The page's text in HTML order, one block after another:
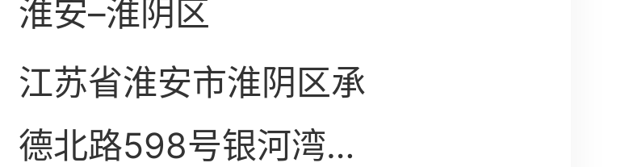
淮安–淮阴区
江苏省淮安市淮阴区承
德北路598号银河湾花